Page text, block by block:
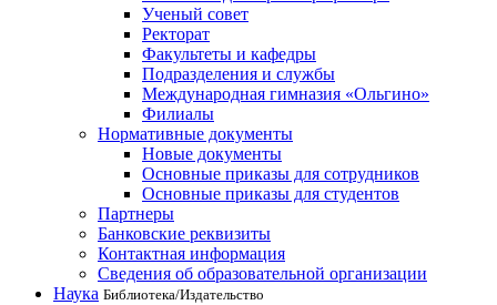
Ученый совет
Ректорат
Факультеты и кафедры
Подразделения и службы
Международная гимназия «Ольгино»
Филиалы
Нормативные документы
Новые документы
Основные приказы для сотрудников
Основные приказы для студентов
Партнеры
Банковские реквизиты
Контактная информация
Сведения об образовательной организации
Наука Библиотека/Издательство